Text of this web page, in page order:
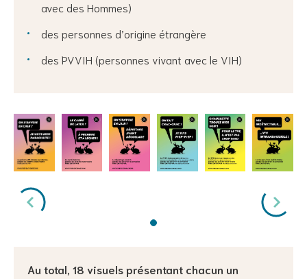
avec des Hommes)
des personnes d’origine étrangère
des PVVIH (personnes vivant avec le VIH)
Au total, 18 visuels présentant chacun un